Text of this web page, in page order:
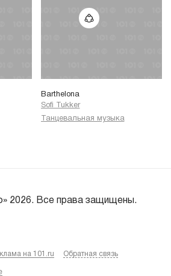
Barthelona
Sofi Tukker
Танцевальная музыка
2026. Все права защищены.
на 101.ru Обратная связь